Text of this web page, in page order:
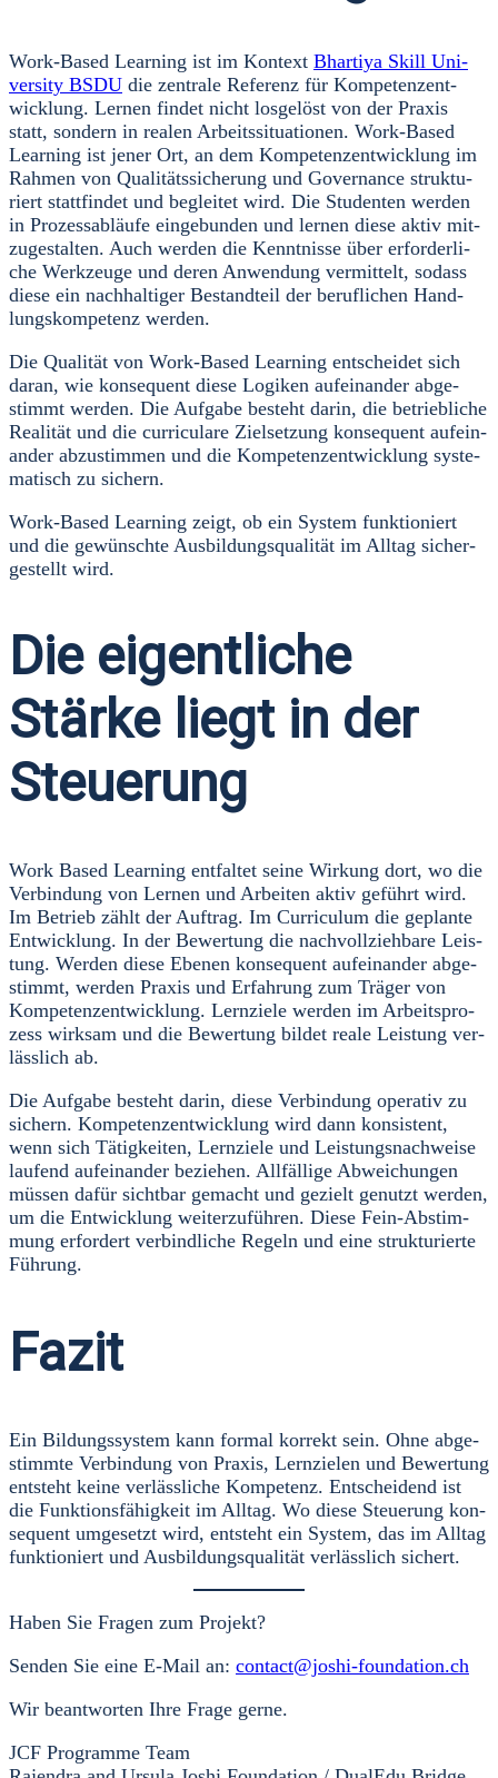
Work-Based Lear­ning ist im Kon­text Bhar­ti­ya Skill Uni­
ver­si­ty BSDU die zen­tra­le Refe­renz für Kom­pe­tenz­ent­
wick­lung. Ler­nen fin­det nicht los­ge­löst von der Pra­xis
statt, son­dern in rea­len Arbeits­si­tua­tio­nen. Work-Based
Lear­ning ist jener Ort, an dem Kom­pe­tenz­ent­wick­lung im
Rah­men von Qua­li­täts­si­che­rung und Gover­nan­ce struk­tu­
riert statt­fin­det und beglei­tet wird. Die Stu­den­ten wer­den
in Pro­zess­ab­läu­fe ein­ge­bun­den und ler­nen die­se aktiv mit­
zu­ge­stal­ten. Auch wer­den die Kennt­nis­se über erfor­der­li­
che Werk­zeu­ge und deren Anwen­dung ver­mit­telt, sodass
die­se ein nach­hal­ti­ger Bestand­teil der beruf­li­chen Hand­
lungs­kom­pe­tenz wer­den.
Die Qua­li­tät von Work-Based Lear­ning ent­schei­det sich
dar­an, wie kon­se­quent die­se Logi­ken auf­ein­an­der abge­
stimmt wer­den. Die Auf­ga­be besteht dar­in, die betrieb­li­che
Rea­li­tät und die cur­ri­cu­la­re Ziel­set­zung kon­se­quent auf­ein­
an­der abzu­stim­men und die Kom­pe­tenz­ent­wick­lung sys­te­
ma­tisch zu sichern.
Work-Based Lear­ning zeigt, ob ein Sys­tem funk­tio­niert
und die gewünsch­te Aus­bil­dungs­qua­li­tät im All­tag sicher­
ge­stellt wird.
Die eigentliche
Stärke liegt in der
Steuerung
Work Based Lear­ning ent­fal­tet sei­ne Wir­kung dort, wo die
Ver­bin­dung von Ler­nen und Arbei­ten aktiv geführt wird.
Im Betrieb zählt der Auf­trag. Im Cur­ri­cu­lum die geplan­te
Ent­wick­lung. In der Bewer­tung die nach­voll­zieh­ba­re Leis­
tung. Wer­den die­se Ebe­nen kon­se­quent auf­ein­an­der abge­
stimmt, wer­den Pra­xis und Erfah­rung zum Trä­ger von
Kom­pe­tenz­ent­wick­lung. Lern­zie­le wer­den im Arbeits­pro­
zess wirk­sam und die Bewer­tung bil­det rea­le Leis­tung ver­
läss­lich ab.
Die Auf­ga­be besteht dar­in, die­se Ver­bin­dung ope­ra­tiv zu
sichern. Kom­pe­tenz­ent­wick­lung wird dann kon­sis­tent,
wenn sich Tätig­kei­ten, Lern­zie­le und Leis­tungs­nach­wei­se
lau­fend auf­ein­an­der bezie­hen. All­fäl­li­ge Abwei­chun­gen
müs­sen dafür sicht­bar gemacht und gezielt genutzt wer­den,
um die Ent­wick­lung wei­ter­zu­füh­ren. Die­se Fein-Abstim­
mung erfor­dert ver­bind­li­che Regeln und eine struk­tu­rier­te
Füh­rung.
Fazit
Ein Bil­dungs­sys­tem kann for­mal kor­rekt sein. Ohne abge­
stimm­te Ver­bin­dung von Pra­xis, Lern­zie­len und Bewer­tung
ent­steht kei­ne ver­läss­li­che Kom­pe­tenz. Ent­schei­dend ist
die Funk­ti­ons­fä­hig­keit im All­tag. Wo die­se Steue­rung kon­
se­quent umge­setzt wird, ent­steht ein Sys­tem, das im All­tag
funk­tio­niert und Aus­bil­dungs­qua­li­tät ver­läss­lich sichert.
Haben Sie Fra­gen zum Pro­jekt?
Sen­den Sie eine E‑Mail an: contact@joshi-foundation.ch
Wir beant­wor­ten Ihre Fra­ge ger­ne.
JCF Pro­gram­me Team